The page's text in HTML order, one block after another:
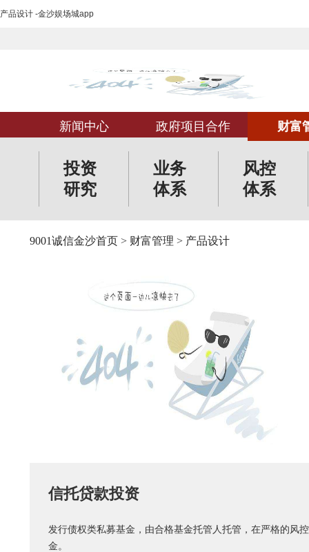
产品设计 -金沙娱场城app
新闻中心 政府项目合作 财富
投资
研究
业务
体系
风控
体系
9001诚信金沙首页 > 财富管理 > 产品设计
信托贷款投资
发行债权类私募基金，由合格基金托管人托管，在严格的风
金。